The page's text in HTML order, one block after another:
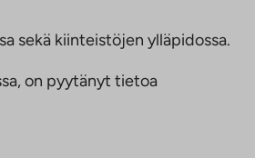
sekä kiinteistöjen ylläpidossa.
on pyytänyt tietoa